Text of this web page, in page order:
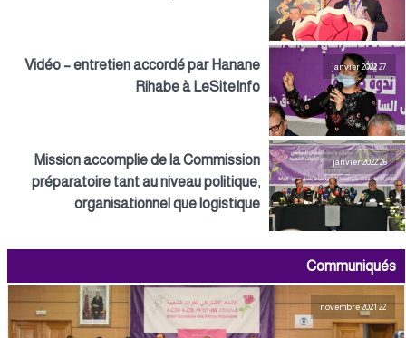
27 janvier 2022
Vidéo – entretien accordé par Hanane
Rihabe à LeSiteInfo
26 janvier 2022
Mission accomplie de la Commission
préparatoire tant au niveau politique,
organisationnel que logistique
Communiqués
22 novembre 2021